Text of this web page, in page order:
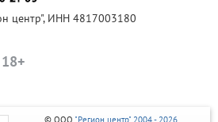
центр", ИНН 4817003180
© ООО "Регион центр" 2004 - 2026